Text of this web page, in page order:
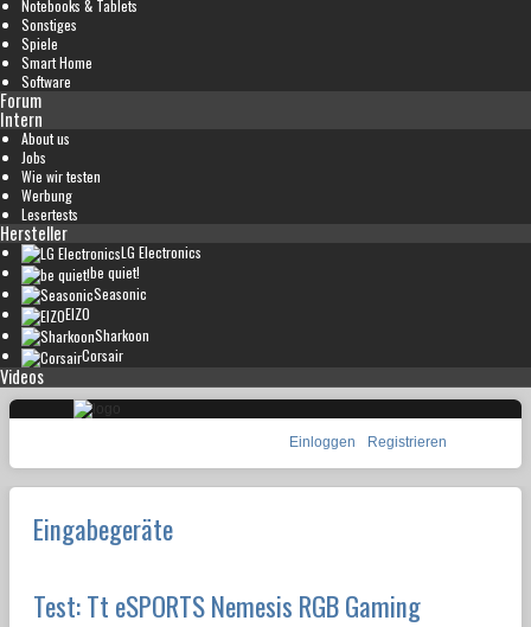
Notebooks & Tablets
Sonstiges
Spiele
Smart Home
Software
Forum
Intern
About us
Jobs
Wie wir testen
Werbung
Lesertests
Hersteller
LG Electronics
be quiet!
Seasonic
EIZO
Sharkoon
Corsair
Videos
Einloggen Registrieren
Eingabegeräte
Test: Tt eSPORTS Nemesis RGB Gaming